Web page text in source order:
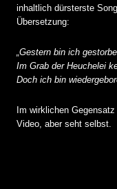
inhaltlich dürsterste
Übersetzung:
„Gestern bin ich
Im Grab der Heuchelei
Doch ich bin
Im wirklichen
Video, aber seht selbst.